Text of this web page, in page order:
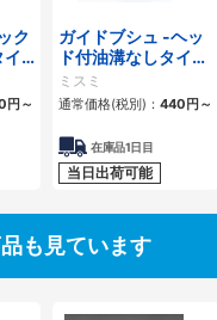
ク
円～
ガイドブシュ -ヘッ
ド付油溝なしタイ
プ-
ミスミ
通常価格(税別)： 440円～
在庫品1日目
当日出荷可能
も見ています